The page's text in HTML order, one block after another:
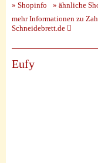
» Shopinfo
» ähnliche
mehr Informationen zu
Schneidebrett.de
Eufy